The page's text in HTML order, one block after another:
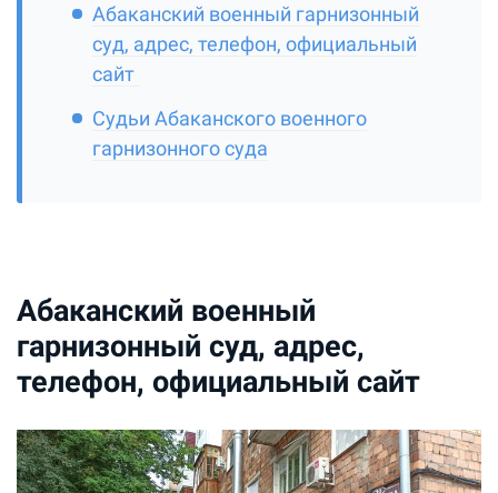
Абаканский военный гарнизонный
суд, адрес, телефон, официальный
сайт
Судьи Абаканского военного
гарнизонного суда
Абаканский военный
гарнизонный суд, адрес,
телефон, официальный сайт